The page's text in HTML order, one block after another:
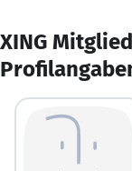
XING